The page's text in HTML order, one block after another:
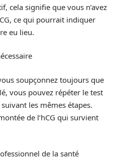
cela signifie que vous n’avez
ce qui pourrait indiquer
eu lieu.
soupçonnez toujours que
vous pouvez répéter le test
les mêmes étapes.
de l’hCG qui survient
de la santé